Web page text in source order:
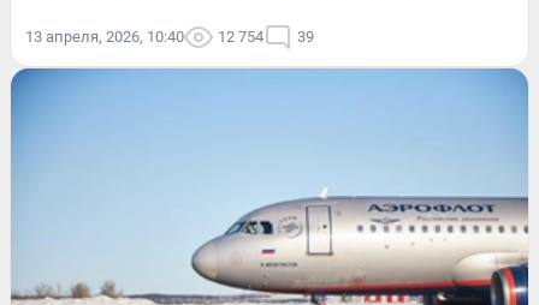
13 апреля, 2026, 10:40 12 754 39